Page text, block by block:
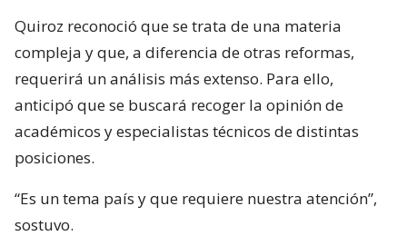
Quiroz reconoció que se trata de una materia
compleja y que, a diferencia de otras reformas,
requerirá un análisis más extenso. Para ello,
anticipó que se buscará recoger la opinión de
académicos y especialistas técnicos de distintas
posiciones.
“Es un tema país y que requiere nuestra atención”,
sostuvo.